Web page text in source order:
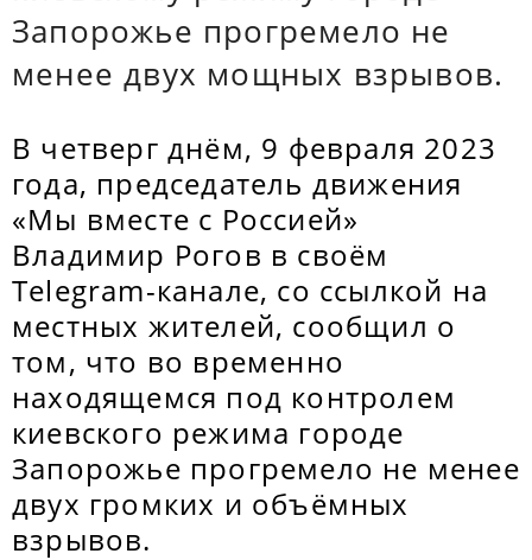
Запорожье прогремело не
менее двух мощных взрывов.
В четверг днём, 9 февраля 2023
года, председатель движения
«Мы вместе с Россией»
Владимир Рогов в своём
Telegram-канале, со ссылкой на
местных жителей, сообщил о
том, что во временно
находящемся под контролем
киевского режима городе
Запорожье прогремело не менее
двух громких и объёмных
взрывов.